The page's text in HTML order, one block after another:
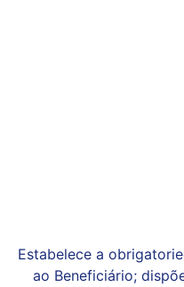
Estabelece a
ao Beneficiário;